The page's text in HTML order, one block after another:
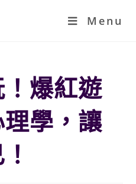
Menu
爆紅遊
學，讓